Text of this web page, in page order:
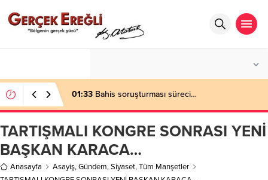
01:33 Bahis soruşturması süreci…
TARTIŞMALI KONGRE SONRASI YENİ
BAŞKAN KARACA…
Anasayfa Asayiş,Gündem,Siyaset,Tüm Manşetler